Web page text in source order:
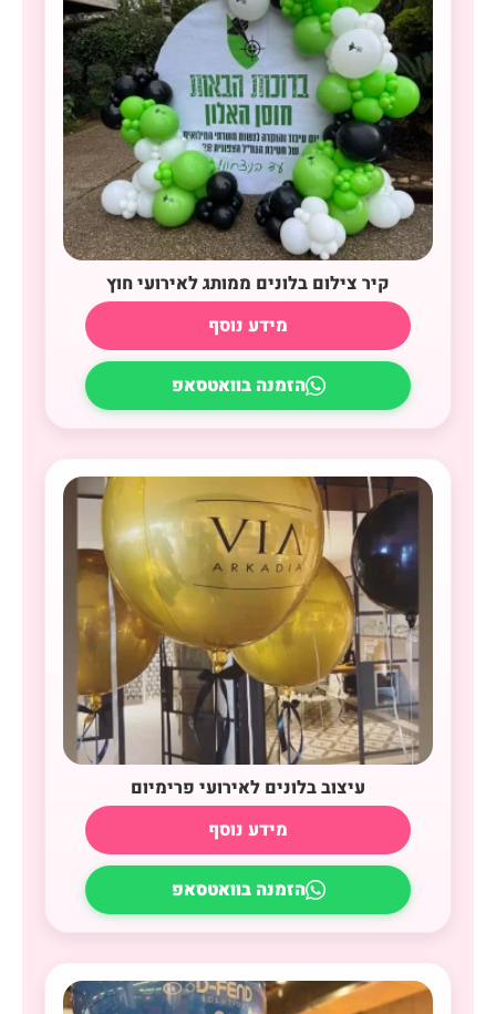
קיר צילום בלונים ממותג לאירועי חוץ
מידע נוסף
הזמנה בוואטסאפ
עיצוב בלונים לאירועי פרימיום
מידע נוסף
הזמנה בוואטסאפ